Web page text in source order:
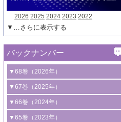
2026 2025 2024 2023 2022
▼…さらに表示する
バックナンバー
▼68巻（2026年）
1号 過酸化水素合成に関する研究動向
2号 コンピューター技術により加速する
触媒開発
▼67巻（2025年）
1号 CO
水素化によるグリーン燃料/グリ
ーンケミカル製造
▼66巻（2024年）
1号 低次元ナノ構造を有する触媒材料
▼65巻（2023年）